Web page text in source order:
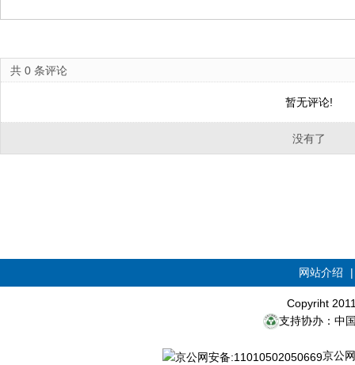
共 0 条评论
暂无评论!
没有了
网站介绍
Copyriht
支持协办：中
京公